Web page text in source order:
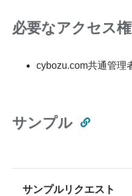
必要なアクセス権
cybozu.com共通管理
サンプル
サンプルリクエスト